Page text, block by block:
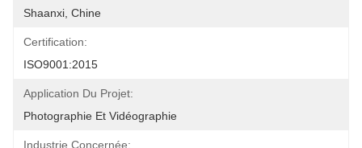
Shaanxi, Chine
Certification:
ISO9001:2015
Application Du Projet:
Photographie Et Vidéographie
Industrie Concernée: